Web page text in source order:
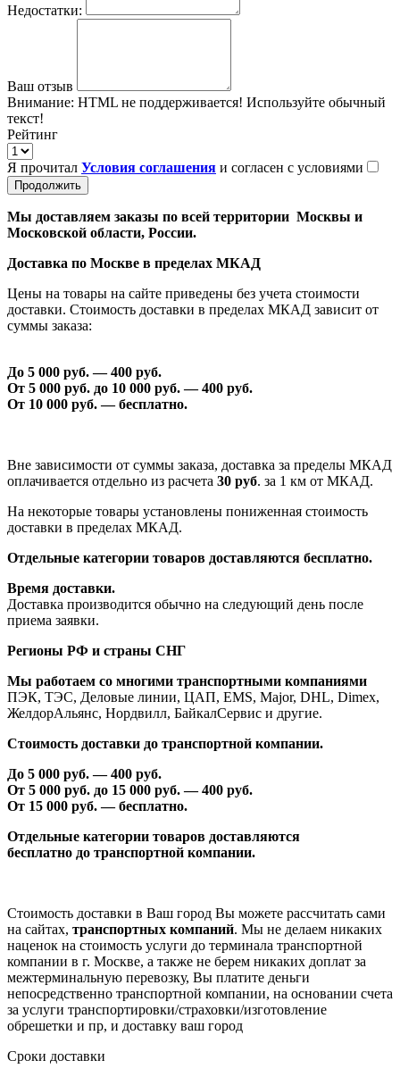
Недостатки:
Ваш отзыв
Внимание: HTML не поддерживается! Используйте обычный
текст!
Рейтинг
Я прочитал Условия соглашения и согласен с условиями
Продолжить
Мы доставляем заказы по всей территории Москвы и
Московской области, России.
Доставка по Москве в пределах МКАД
Цены на товары на сайте приведены без учета стоимости
доставки. Стоимость доставки в пределах МКАД зависит от
суммы заказа:
До 5 000 руб. —400 руб.
От 5 000 руб. до 10 000 руб. —400 руб.
От 10 000 руб. — бесплатно.
Вне зависимости от суммы заказа, доставка за пределы МКАД
оплачивается отдельно из расчета 30 руб. за 1 км от МКАД.
На некоторые товары установлены пониженная стоимость
доставки в пределах МКАД.
Отдельные категории товаров доставляются бесплатно.
Время доставки.
Доставка производится обычно на следующий день после
приема заявки.
Регионы РФ и страны СНГ
Мы работаем со многими транспортными компаниями
ПЭК, ТЭС, Деловые линии, ЦАП, EMS, Major, DHL, Dimex,
ЖелдорАльянс, Нордвилл, БайкалСервис и другие.
Стоимость доставки до транспортной компании.
До 5 000 руб. —400 руб.
От 5 000 руб. до 15 000 руб. —400 руб.
От 15 000 руб. — бесплатно.
Отдельные категории товаров доставляются
бесплатно до транспортной компании.
Стоимость доставки в Ваш город Вы можете рассчитать сами
на сайтах, транспортных компаний. Мы не делаем никаких
наценок на стоимость услуги до терминала транспортной
компании в г. Москве, а также не берем никаких доплат за
межтерминальную перевозку, Вы платите деньги
непосредственно транспортной компании, на основании счета
за услуги транспортировки/страховки/изготовление
обрешетки и пр, и доставку ваш город
Сроки доставки